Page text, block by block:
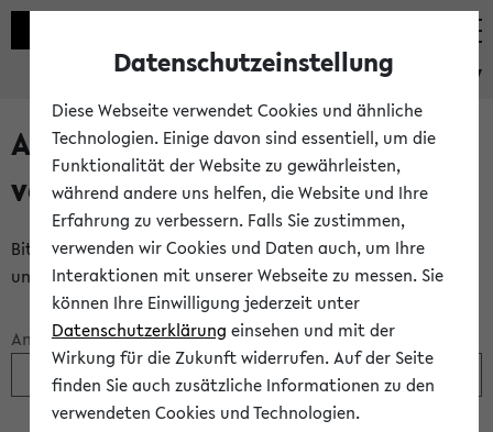
eKVV
Anmeldung über einen
vorhandenen Gastzugang
Bitte melden Sie sich am eKVV mit Ihrem Anmeldenamen
und Ihrem Passwort an:
Anmeldename:
Datenschutzeinstellung
Diese Webseite verwendet Cookies und ähnliche
Technologien. Einige davon sind essentiell, um die
Funktionalität der Website zu gewährleisten,
während andere uns helfen, die Website und Ihre
Erfahrung zu verbessern. Falls Sie zustimmen,
verwenden wir Cookies und Daten auch, um Ihre
Interaktionen mit unserer Webseite zu messen. Sie
können Ihre Einwilligung jederzeit unter
Datenschutzerklärung einsehen und mit der
Wirkung für die Zukunft widerrufen. Auf der Seite
finden Sie auch zusätzliche Informationen zu den
verwendeten Cookies und Technologien.